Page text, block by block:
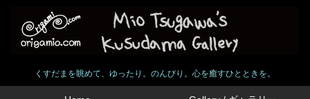
くすだまを眺めて、ゆったり。のんびり。心を癒すひとときを。